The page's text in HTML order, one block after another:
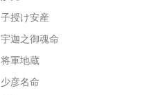
子授け安産
宇迦之御魂命
将軍地蔵
少彦名命